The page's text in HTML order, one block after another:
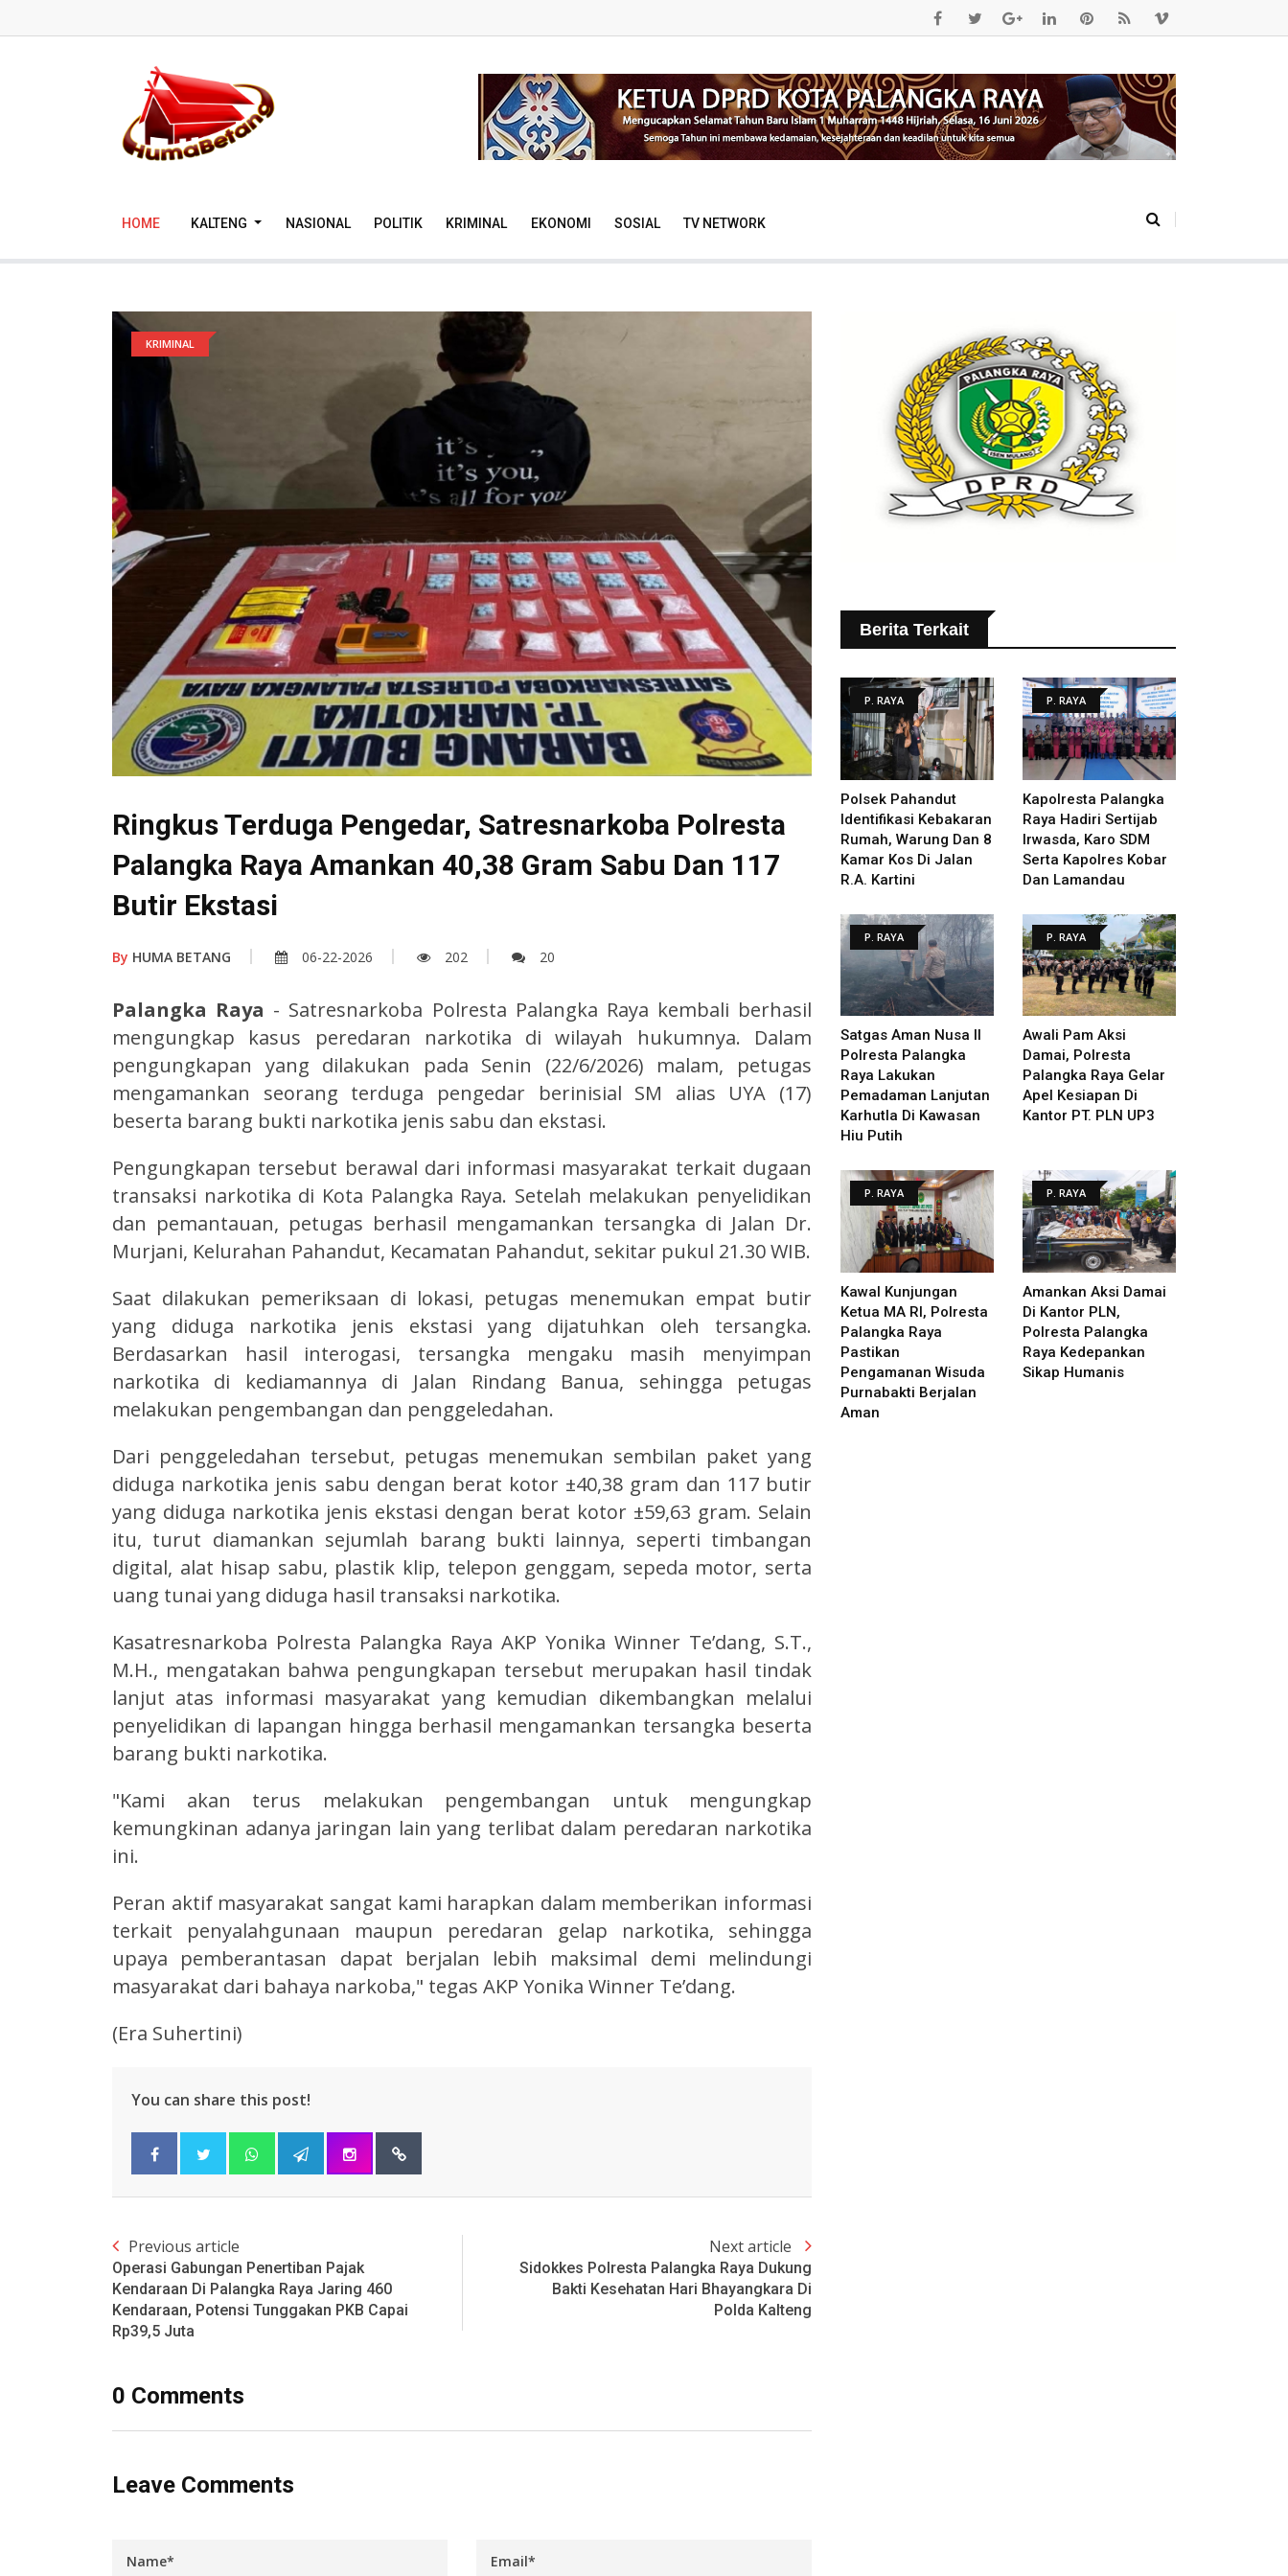
HOME KALTENG NASIONAL POLITIK KRIMINAL EKONOMI SOSIAL TV NETWORK
KRIMINAL
Ringkus Terduga Pengedar, Satresnarkoba Polresta
Palangka Raya Amankan 40,38 Gram Sabu Dan 117
Butir Ekstasi
By HUMA BETANG 06-22-2026 202 20
Palangka Raya - Satresnarkoba Polresta Palangka Raya kembali berhasil
mengungkap kasus peredaran narkotika di wilayah hukumnya. Dalam
pengungkapan yang dilakukan pada Senin (22/6/2026) malam, petugas
mengamankan seorang terduga pengedar berinisial SM alias UYA (17)
beserta barang bukti narkotika jenis sabu dan ekstasi.
Pengungkapan tersebut berawal dari informasi masyarakat terkait dugaan
transaksi narkotika di Kota Palangka Raya. Setelah melakukan penyelidikan
dan pemantauan, petugas berhasil mengamankan tersangka di Jalan Dr.
Murjani, Kelurahan Pahandut, Kecamatan Pahandut, sekitar pukul 21.30 WIB.
Saat dilakukan pemeriksaan di lokasi, petugas menemukan empat butir
yang diduga narkotika jenis ekstasi yang dijatuhkan oleh tersangka.
Berdasarkan hasil interogasi, tersangka mengaku masih menyimpan
narkotika di kediamannya di Jalan Rindang Banua, sehingga petugas
melakukan pengembangan dan penggeledahan.
Dari penggeledahan tersebut, petugas menemukan sembilan paket yang
diduga narkotika jenis sabu dengan berat kotor ±40,38 gram dan 117 butir
yang diduga narkotika jenis ekstasi dengan berat kotor ±59,63 gram. Selain
itu, turut diamankan sejumlah barang bukti lainnya, seperti timbangan
digital, alat hisap sabu, plastik klip, telepon genggam, sepeda motor, serta
uang tunai yang diduga hasil transaksi narkotika.
Kasatresnarkoba Polresta Palangka Raya AKP Yonika Winner Te’dang, S.T.,
M.H., mengatakan bahwa pengungkapan tersebut merupakan hasil tindak
lanjut atas informasi masyarakat yang kemudian dikembangkan melalui
penyelidikan di lapangan hingga berhasil mengamankan tersangka beserta
barang bukti narkotika.
"Kami akan terus melakukan pengembangan untuk mengungkap
kemungkinan adanya jaringan lain yang terlibat dalam peredaran narkotika
ini.
Peran aktif masyarakat sangat kami harapkan dalam memberikan informasi
terkait penyalahgunaan maupun peredaran gelap narkotika, sehingga
upaya pemberantasan dapat berjalan lebih maksimal demi melindungi
masyarakat dari bahaya narkoba," tegas AKP Yonika Winner Te’dang.
(Era Suhertini)
You can share this post!
Previous article
Operasi Gabungan Penertiban Pajak
Kendaraan Di Palangka Raya Jaring 460
Kendaraan, Potensi Tunggakan PKB Capai
Rp39,5 Juta
Next article
Sidokkes Polresta Palangka Raya Dukung
Bakti Kesehatan Hari Bhayangkara Di
Polda Kalteng
0 Comments
Leave Comments
Berita Terkait
P. RAYA
Polsek Pahandut
Identifikasi Kebakaran
Rumah, Warung Dan 8
Kamar Kos Di Jalan
R.A. Kartini
P. RAYA
Kapolresta Palangka
Raya Hadiri Sertijab
Irwasda, Karo SDM
Serta Kapolres Kobar
Dan Lamandau
P. RAYA
Satgas Aman Nusa II
Polresta Palangka
Raya Lakukan
Pemadaman Lanjutan
Karhutla Di Kawasan
Hiu Putih
P. RAYA
Awali Pam Aksi
Damai, Polresta
Palangka Raya Gelar
Apel Kesiapan Di
Kantor PT. PLN UP3
P. RAYA
Kawal Kunjungan
Ketua MA RI, Polresta
Palangka Raya
Pastikan
Pengamanan Wisuda
Purnabakti Berjalan
Aman
P. RAYA
Amankan Aksi Damai
Di Kantor PLN,
Polresta Palangka
Raya Kedepankan
Sikap Humanis